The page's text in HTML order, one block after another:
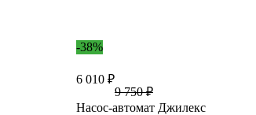
-38%
6 010 ₽
9 750 ₽
Насос-автомат Джилекс